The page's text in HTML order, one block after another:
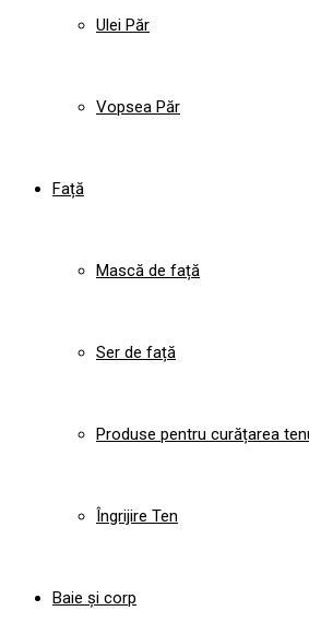
Ulei Păr
Vopsea Păr
Față
Mască de față
Ser de față
Produse pentru curățarea
Îngrijire Ten
Baie și corp